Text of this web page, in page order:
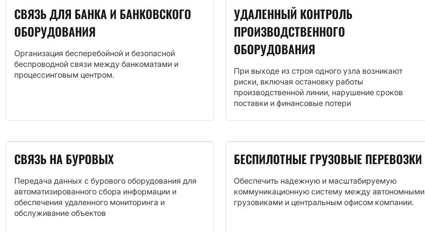
СВЯЗЬ ДЛЯ БАНКА И БАНКОВСКОГО
ОБОРУДОВАНИЯ
Организация бесперебойной и безопасной
беспроводной связи между банкоматами и
процессинговым центром.
УДАЛЕННЫЙ КОНТРОЛЬ
ПРОИЗВОДСТВЕННОГО
ОБОРУДОВАНИЯ
При выходе из строя одного узла возникают
риски, включая остановку работы
производственной линии, нарушение сроков
поставки и финансовые потери
СВЯЗЬ НА БУРОВЫХ
Передача данных с бурового оборудования для
автоматизированного сбора информации и
обеспечения удаленного мониторинга и
обслуживание объектов
БЕСПИЛОТНЫЕ ГРУЗОВЫЕ ПЕРЕВОЗКИ
Обеспечить надежную и масштабируемую
коммуникационную систему между автономными
грузовиками и центральным офисом компании.